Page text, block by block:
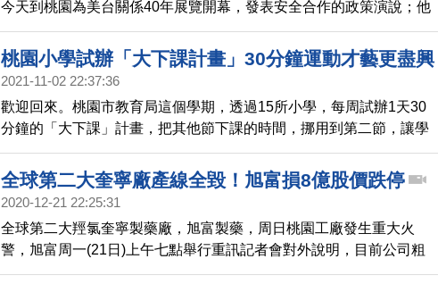
今天到桃園為美台關係40年展覽開幕，發表安全合作的政策演說；他
提到台灣面臨的軍事等威脅，他強調，威脅台灣就是威脅西太平洋，
並宣布新的美台安全交流計畫。
桃園小學試辦「大下課計畫」30分鐘運動才藝更盡興
2021-11-02 22:37:36
歡迎回來。桃園市教育局這個學期，透過15所小學，每周試辦1天30
分鐘的「大下課」計畫，把其他節下課的時間，挪用到第二節，讓學
生有更多下課時間，展開特色活動，像是有學校安排巧固球，有的學
校安排機器人，還有校園把呼拉圈當成下課活動，相當有創意。
全球第二大奎寧廠產線全毀！旭富損8億股價跌停
2020-12-21 22:25:31
全球第二大羥氯奎寧製藥廠，旭富製藥，周日桃園工廠發生重大火
警，旭富周一(21日)上午七點舉行重訊記者會對外說明，目前公司粗
估火災損失達新台幣8億元，雖然可以獲得保險理賠，不過生產線確定